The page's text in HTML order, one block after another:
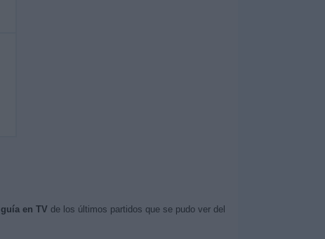
guía en TV de los últimos partidos que se pudo ver del